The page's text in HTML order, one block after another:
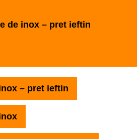
de inox – pret ieftin
– pret ieftin